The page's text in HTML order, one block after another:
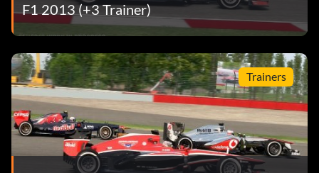
F1 2013 (+3 Trainer)
Trainers